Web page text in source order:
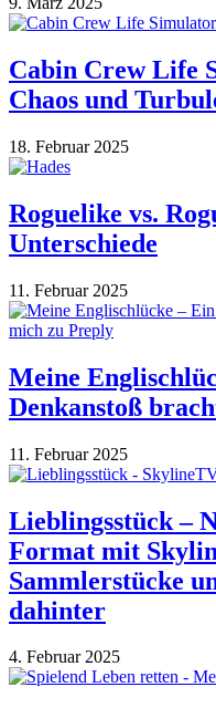
Cabin Crew Life
Chaos und
18. Februar 2025
Roguelike vs.
Unterschiede
11. Februar 2025
Meine
Denkanstoß
11. Februar 2025
Lieblingsstück –
Format mit
Sammlerstücke
dahinter
4. Februar 2025